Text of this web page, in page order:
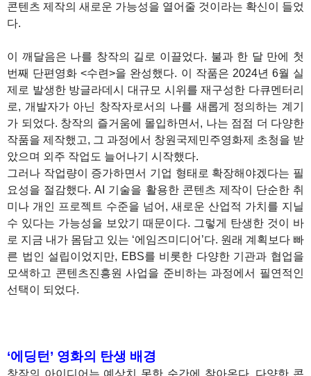
콘텐츠 제작의 새로운 가능성을 열어줄 것이라는 확신이 들었
다.
이 깨달음은 나를 창작의 길로 이끌었다. 불과 한 달 만에 첫
번째 단편영화 <수련>을 완성했다. 이 작품은 2024년 6월 실
제로 발생한 방글라데시 대규모 시위를 재구성한 다큐멘터리
로, 개발자가 아닌 창작자로서의 나를 새롭게 정의하는 계기
가 되었다. 창작의 즐거움에 몰입하면서, 나는 점점 더 다양한
작품을 제작했고, 그 과정에서 창원국제민주영화제 초청을 받
았으며 외주 작업도 늘어나기 시작했다.
그러나 작업량이 증가하면서 기업 형태로 확장해야겠다는 필
요성을 절감했다. AI 기술을 활용한 콘텐츠 제작이 단순한 취
미나 개인 프로젝트 수준을 넘어, 새로운 산업적 가치를 지닐
수 있다는 가능성을 보았기 때문이다. 그렇게 탄생한 것이 바
로 지금 내가 몸담고 있는 ‘에임즈미디어’다. 원래 계획보다 빠
른 법인 설립이었지만, EBS를 비롯한 다양한 기관과 협업을
모색하고 콘텐츠진흥원 사업을 준비하는 과정에서 필연적인
선택이 되었다.
‘에딩턴’ 영화의 탄생 배경
창작의 아이디어는 예상치 못한 순간에 찾아온다. 다양한 콘